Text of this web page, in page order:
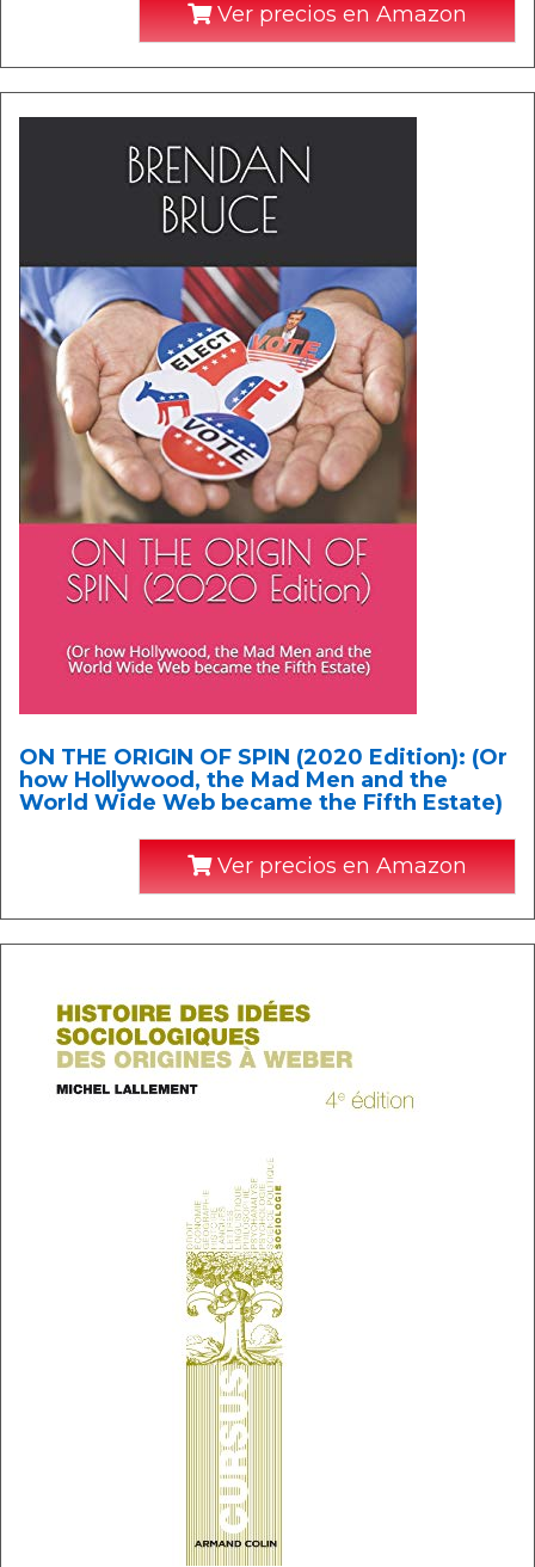
Ver precios en Amazon
ON THE ORIGIN OF SPIN (2020 Edition): (Or
how Hollywood, the Mad Men and the
World Wide Web became the Fifth Estate)
Ver precios en Amazon